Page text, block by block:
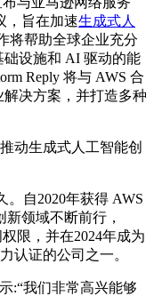
，旨在加速生成式人
将帮助全球企业充分
设施和 AI 驱动的能
Reply 将与 AWS 合
决方案，并打造多种
。自2020年获得 AWS
领域不断前行，
限，并在2024年成为
认证的公司之一。
:“我们非常高兴能够